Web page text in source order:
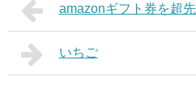
amazonギフト券を超
いちご